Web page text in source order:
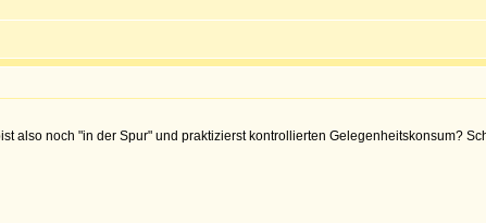
also noch "in der Spur" und praktizierst kontrollierten Gelegenheitskonsum?